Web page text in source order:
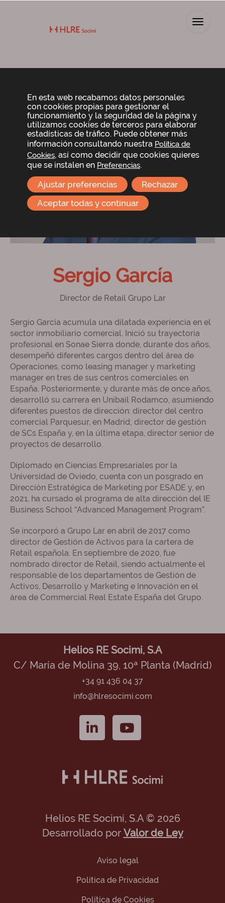
Sergio García
Director de Retail Grupo Lar
Sergio García acumula una dilatada experiencia en el
sector inmobiliario comercial. Inició su trayectoria
profesional en Sonae Sierra donde, durante dos años,
desempeñó diferentes cargos dentro del área de
Operaciones, como leasing manager y marketing
manager en tres de sus centros comerciales en
España. Posteriormente, y durante más de once años,
desarrolló su carrera en Unibail Rodamco, asumiendo
diferentes puestos de dirección: director del centro
comercial Parquesur, en Madrid; director de gestión
de SCs España y, en la última etapa, director senior de
proyectos de desarrollo.
Diplomado en Ciencias Empresariales por la
Universidad de Oviedo, cuenta con un posgrado en
Dirección Estratégica de Marketing por ESADE y, en
2021, ha cursado el programa de alta dirección del IE
Business School “Advanced Management Program”.
Se incorporó a Grupo Lar en abril de 2017 como
director de Gestión de Activos para la cartera de
Retail española. En septiembre de 2020, fue
nombrado director de Retail, siendo actualmente el
responsable de los departamentos de Gestión de
Activos, Desarrollo y Marketing e Innovación en el
área de Commercial Real Estate España del Grupo.
Helios RE Socimi, S.A
C/ María de Molina 39, 10ª Planta (Madrid)
+34 91 436 04 37
info@hlresocimi.com
Helios RE Socimi, S.A © 2026
Desarrollado por Valor de Ley
Aviso legal
Política de Privacidad
Política de Cookies
En esta web recabamos datos personales
con cookies propias para gestionar el
funcionamiento y la seguridad de la página y
utilizamos cookies de terceros para elaborar
estadísticas de tráfico. Puede obtener más
información consultando nuestra Política de
Cookies, así como decidir que cookies quieres
que se instalen en Preferencias.
Aceptar todas y continuar
Rechazar
Ajustar preferencias